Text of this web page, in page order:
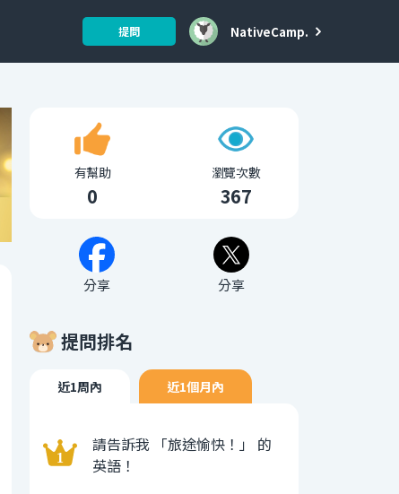
提問 NativeCamp.
有幫助
0
瀏覽次數
367
分享 分享
提問排名
近1周內 近1個月內
請告訴我 「旅途愉快！」 的
英語！